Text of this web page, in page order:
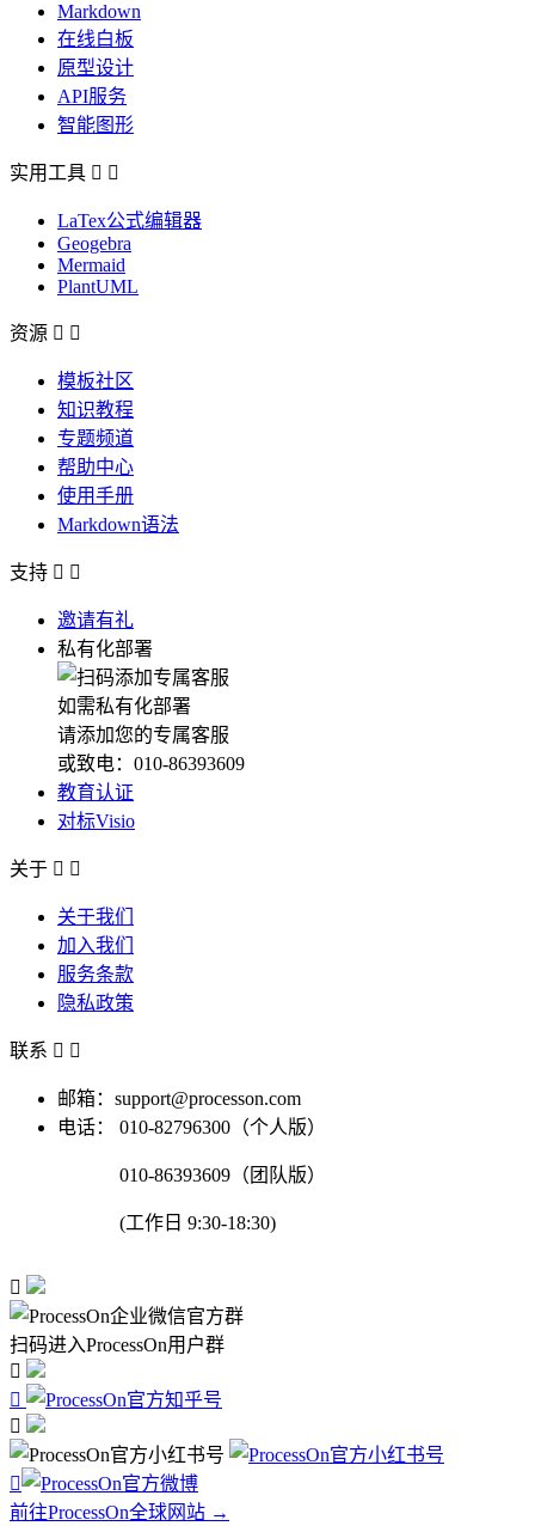
Markdown
在线白板
原型设计
API服务
智能图形
实用工具  
LaTex公式编辑器
Geogebra
Mermaid
PlantUML
资源  
模板社区
知识教程
专题频道
帮助中心
使用手册
Markdown语法
支持  
邀请有礼
私有化部署
如需私有化部署
请添加您的专属客服
或致电：010-86393609
教育认证
对标Visio
关于  
关于我们
加入我们
服务条款
隐私政策
联系  
邮箱：support@processon.com
电话：
010-82796300（个人版）
010-86393609（团队版）
(工作日 9:30-18:30)

扫码进入ProcessOn用户群




前往ProcessOn全球网站 →